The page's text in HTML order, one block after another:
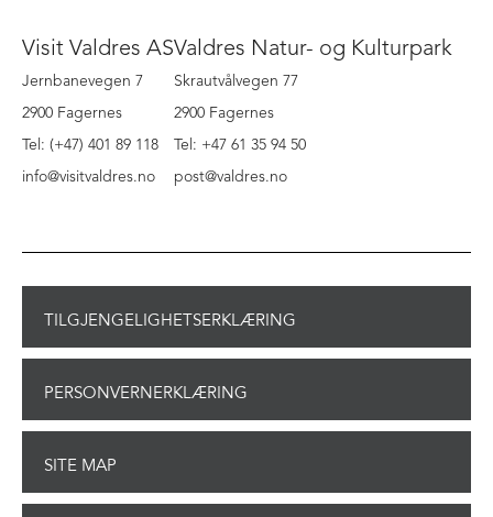
Visit Valdres AS
Jernbanevegen 7
2900 Fagernes
Tel: (+47) 401 89 118
info@visitvaldres.no
Valdres Natur- og Kulturpark
Skrautvålvegen 77
2900 Fagernes
Tel: +47 61 35 94 50
post@valdres.no
TILGJENGELIGHETSERKLÆRING
PERSONVERNERKLÆRING
SITE MAP